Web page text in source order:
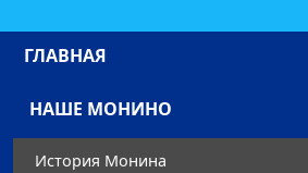
ГЛАВНАЯ
НАШЕ МОНИНО
История Монина